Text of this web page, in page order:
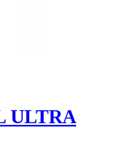
ULTRA